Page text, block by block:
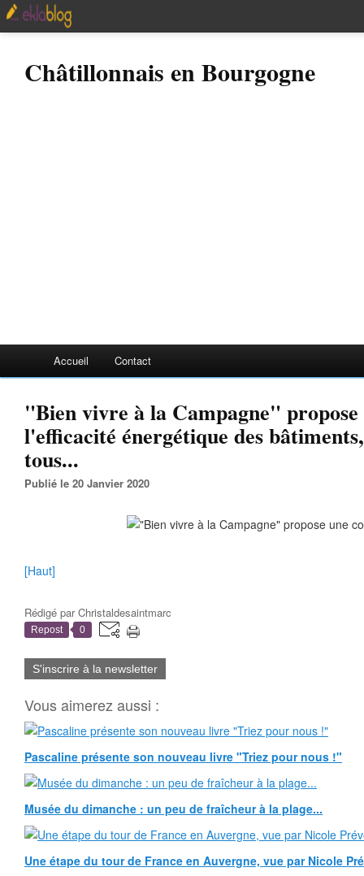
Châtillonnais en Bourgogne
Accueil Contact
"Bien vivre à la Campagne" propose
l'efficacité énergétique des
tous...
Publié le 20 Janvier 2020
[Haut]
Rédigé parChristaldesaintmarc
Repost 0
S'inscrire à la newsletter
Vous aimerez aussi :
Pascaline présente son nouveau livre "Triez pour nous !"
Musée du dimanche : un peu de fraîcheur à la plage...
Une étape du tour de France en Auvergne, vue par Nicole